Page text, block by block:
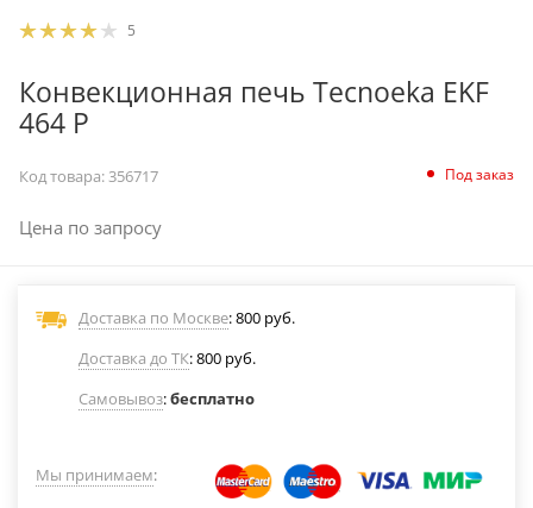
5
Конвекционная печь Tecnoeka EKF
464 P
Код товара:356717 Под заказ
Цена по запросу
Доставка по Москве: 800 руб.
Доставка до ТК: 800 руб.
Самовывоз:бесплатно
Мы принимаем: